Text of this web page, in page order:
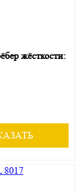
жёсткости: